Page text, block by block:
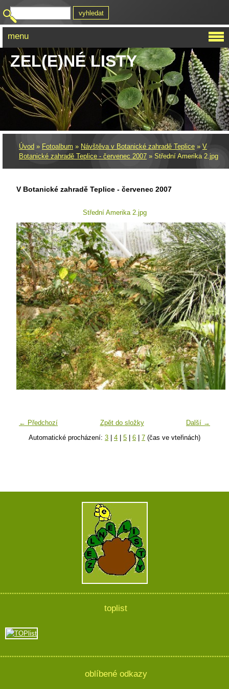
ZEL(E)NÉ LISTY
Úvod » Fotoalbum » Návštěva v Botanické zahradě Teplice » V
Botanické zahradě Teplice - červenec 2007 » Střední Amerika 2.jpg
V Botanické zahradě Teplice - červenec 2007
Střední Amerika 2.jpg
← Předchozí Další →
Zpět do složky
Automatické procházení: 3 | 4 | 5 | 6 | 7 (čas ve vteřinách)
menu
toplist
oblíbené odkazy